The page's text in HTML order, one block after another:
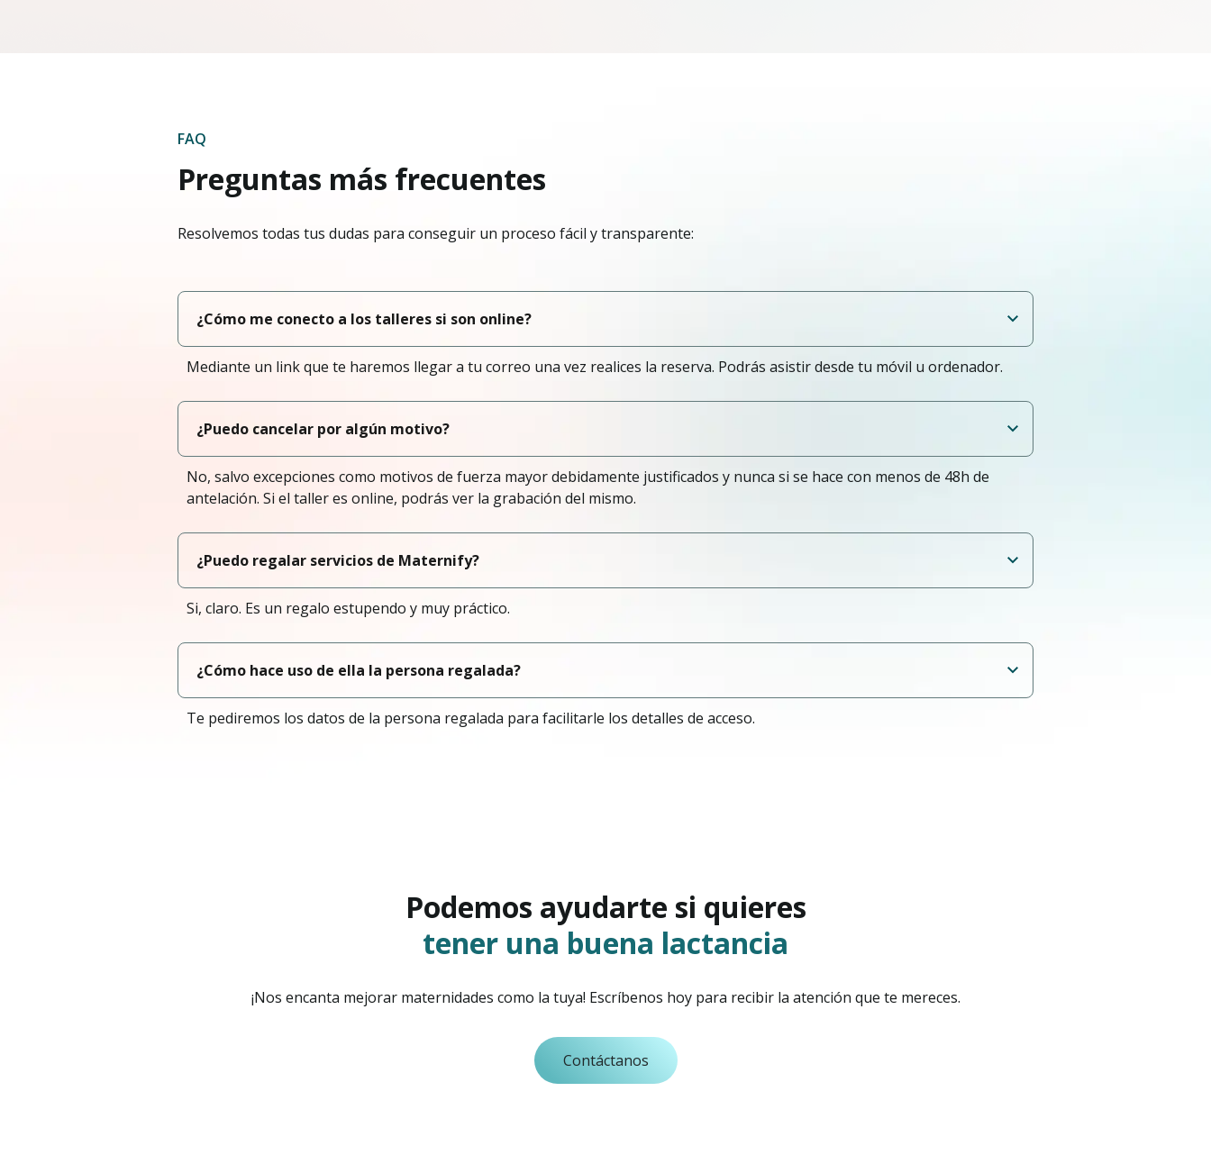
FAQ
Preguntas más frecuentes
Resolvemos todas tus dudas para conseguir un proceso fácil y transparente:
¿Cómo me conecto a los talleres si son online?
Mediante un link que te haremos llegar a tu correo una vez realices la reserva. Podrás asistir desde tu móvil u ordenador.
¿Puedo cancelar por algún motivo?
No, salvo excepciones como motivos de fuerza mayor debidamente justificados y nunca si se hace con menos de 48h de
antelación. Si el taller es online, podrás ver la grabación del mismo.
¿Puedo regalar servicios de Maternify?
Si, claro. Es un regalo estupendo y muy práctico.
¿Cómo hace uso de ella la persona regalada?
Te pediremos los datos de la persona regalada para facilitarle los detalles de acceso.
Podemos ayudarte si quieres
tener una buena lactancia
¡Nos encanta mejorar maternidades como la tuya! Escríbenos hoy para recibir la atención que te mereces.
Contáctanos